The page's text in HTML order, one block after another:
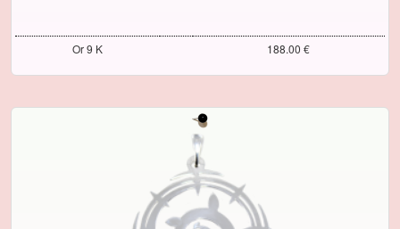
Or 9 K 188.00 €